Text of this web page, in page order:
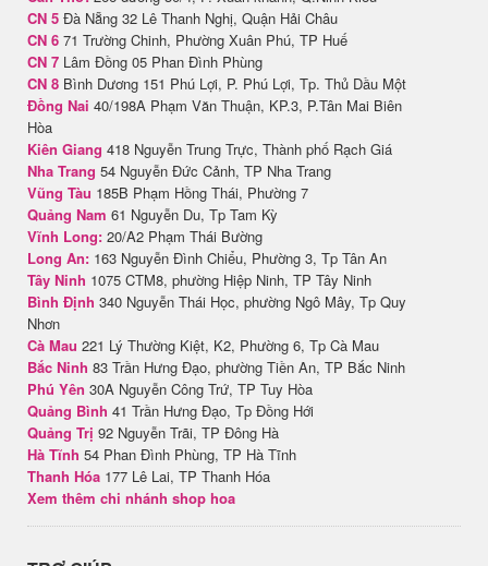
CN 5 Đà Nẵng 32 Lê Thanh Nghị, Quận Hải Châu
CN 6 71 Trường Chinh, Phường Xuân Phú, TP Huế
CN 7 Lâm Đồng 05 Phan Đình Phùng
CN 8 Bình Dương 151 Phú Lợi, P. Phú Lợi, Tp. Thủ Dầu Một
Đồng Nai 40/198A Phạm Văn Thuận, KP.3, P.Tân Mai Biên
Hòa
Kiên Giang 418 Nguyễn Trung Trực, Thành phố Rạch Giá
Nha Trang 54 Nguyễn Đức Cảnh, TP Nha Trang
Vũng Tàu 185B Phạm Hồng Thái, Phường 7
Quảng Nam 61 Nguyễn Du, Tp Tam Kỳ
Vĩnh Long: 20/A2 Phạm Thái Bường
Long An: 163 Nguyễn Đình Chiểu, Phường 3, Tp Tân An
Tây Ninh 1075 CTM8, phường Hiệp Ninh, TP Tây Ninh
Bình Định 340 Nguyễn Thái Học, phường Ngô Mây, Tp Quy
Nhơn
Cà Mau 221 Lý Thường Kiệt, K2, Phường 6, Tp Cà Mau
Bắc Ninh 83 Trần Hưng Đạo, phường Tiền An, TP Bắc Ninh
Phú Yên 30A Nguyễn Công Trứ, TP Tuy Hòa
Quảng Bình 41 Trần Hưng Đạo, Tp Đồng Hới
Quảng Trị 92 Nguyễn Trãi, TP Đông Hà
Hà Tĩnh 54 Phan Đình Phùng, TP Hà Tĩnh
Thanh Hóa 177 Lê Lai, TP Thanh Hóa
Xem thêm chi nhánh shop hoa